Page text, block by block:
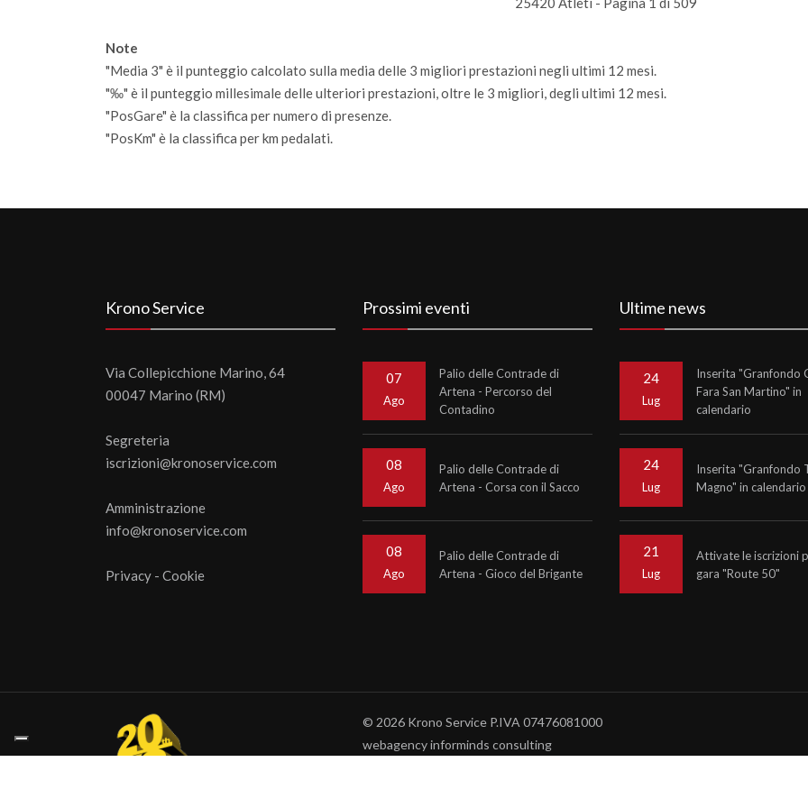
Note
"Media 3" è il punteggio calcolato sulla media delle 3 migliori prestazioni negli ultimi 12 mesi.
"‰" è il punteggio millesimale delle ulteriori prestazioni, oltre le 3 migliori, degli ultimi 12 mesi.
"PosGare" è la classifica per numero di presenze.
"PosKm" è la classifica per km pedalati.
Krono Service
Via Collepicchione Marino, 64
00047 Marino (RM)
Segreteria
iscrizioni@kronoservice.com
Amministrazione
info@kronoservice.com
Privacy - Cookie
Prossimi eventi
07
Ago
Palio delle Contrade di
Artena - Percorso del
Contadino
08
Ago
Palio delle Contrade di
Artena - Corsa con il Sacco
08
Ago
Palio delle Contrade di
Artena - Gioco del Brigante
Ultime news
24
Lug
Inserita "Granfondo
Fara San Martino" in
calendario
24
Lug
Inserita "Granfondo
Magno" in calendario
21
Lug
Attivate le iscrizioni
gara "Route 50"
© 2026 Krono Service P.IVA 07476081000
webagency informinds consulting